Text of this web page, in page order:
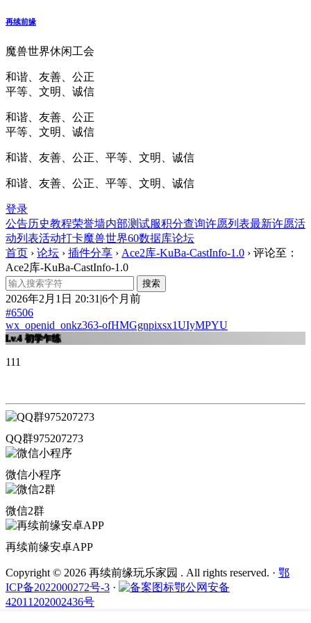
再续前缘
魔兽世界休闲工会
和谐、友善、公正
平等、文明、诚信
和谐、友善、公正
平等、文明、诚信
和谐、友善、公正、平等、文明、诚信
和谐、友善、公正、平等、文明、诚信
登录
公告历史教程荣誉墙内部测试服积分查询许愿列表最新许愿活
动列表活动打卡魔兽世界60数据库论坛
首页 › 论坛 › 插件分享 › Ace2库-KuBa-CastInfo-1.0 › 评论至：
Ace2库-KuBa-CastInfo-1.0
2026年2月1日 20:31|6个月前
#6506
wx_openid_onkz363-ofHMGgnpixsx1UIyMPYU
Lv.4 初学乍练
111
QQ群975207273
微信小程序
微信2群
再续前缘安卓APP
Copyright © 2026 再续前缘玩乐家园 . All rights reserved. · 鄂
ICP备2022000272号-3 ·
鄂公网安备
42011202002436号